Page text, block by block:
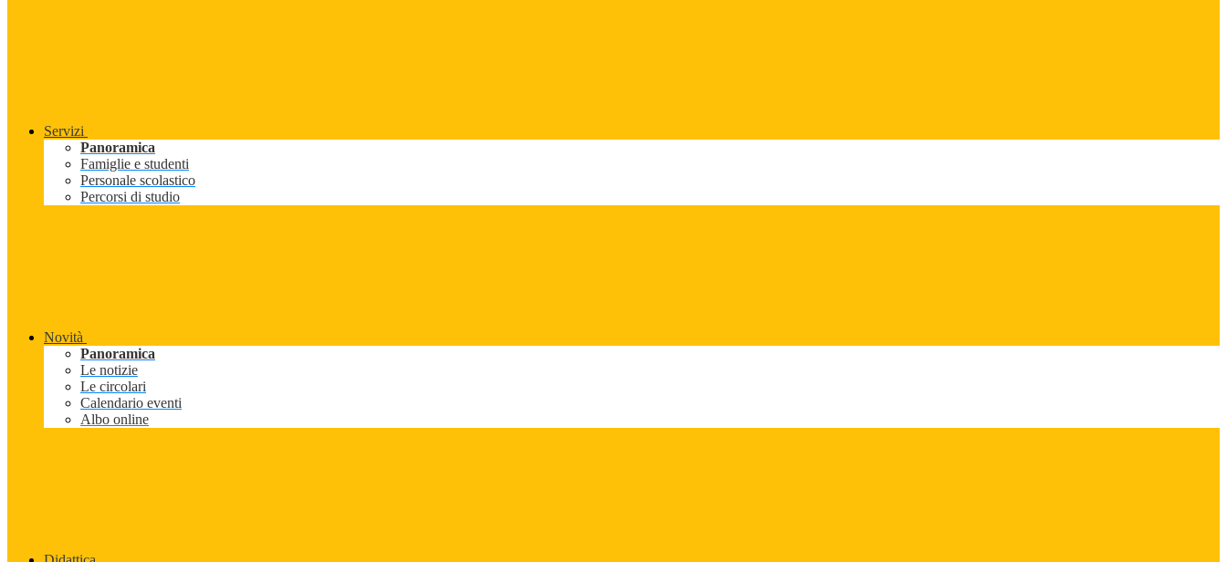
Servizi
Panoramica
Famiglie e studenti
Personale scolastico
Percorsi di studio
Novità
Panoramica
Le notizie
Le circolari
Calendario eventi
Albo online